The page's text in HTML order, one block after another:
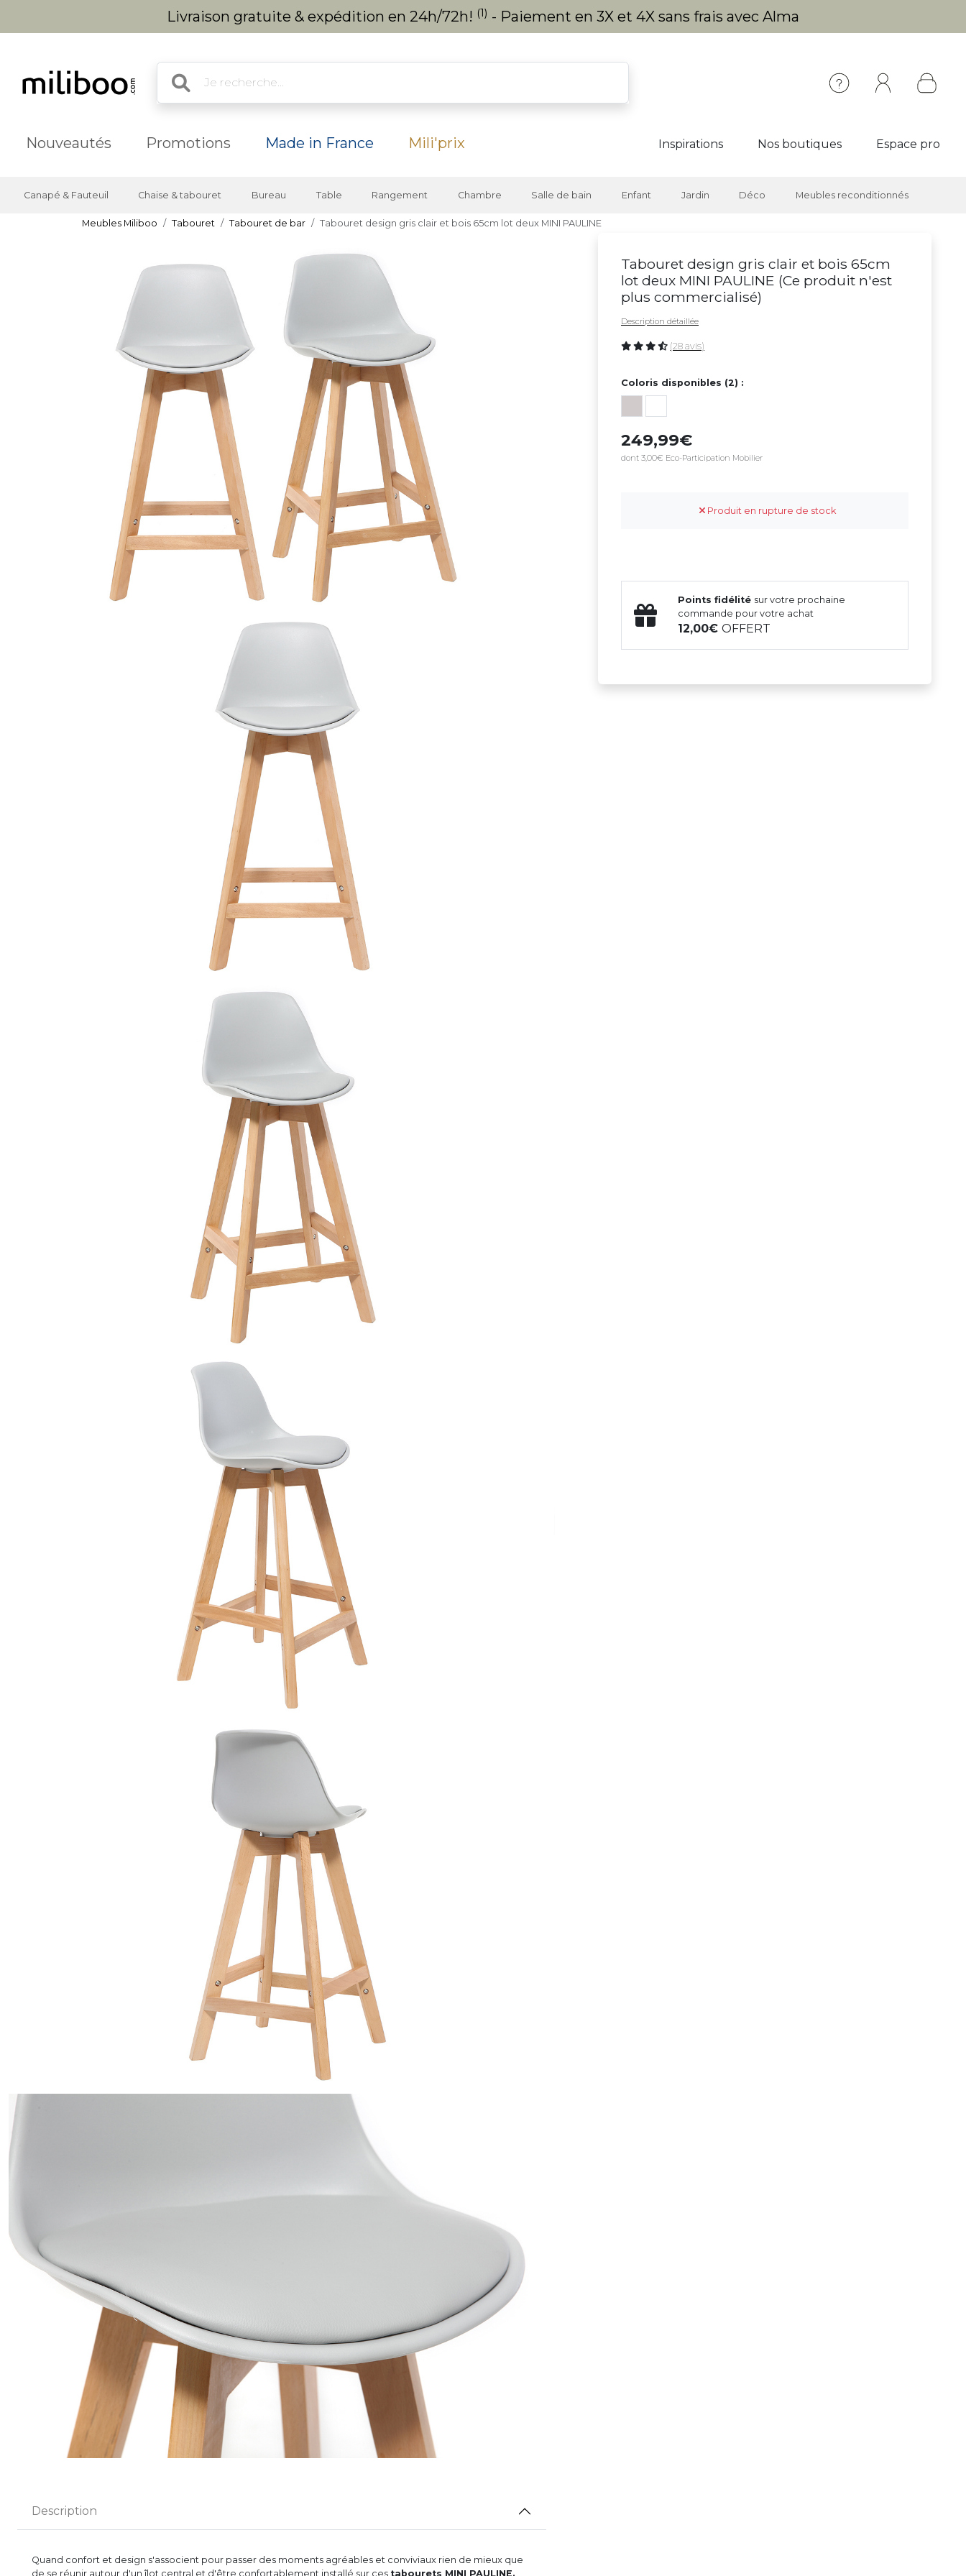
Livraison gratuite & expédition en 24h/72h! (1) - Paiement en 3X et 4X sans frais avec Alma
Nouveautés Promotions Made in France Mili'prix Inspirations Nos boutiques Espace pro
Canapé & Fauteuil Chaise & tabouret Bureau Table Rangement Chambre Salle de bain Enfant Jardin Déco Meubles reconditionnés
Meubles Miliboo Tabouret Tabouret de bar Tabouret design gris clair et bois 65cm lot deux MINI PAULINE
Tabouret design gris clair et bois 65cm
lot deux MINI PAULINE (Ce produit n'est
plus commercialisé)
Description détaillée
(28 avis)
Coloris disponibles (2) :
249,99
dont 3,00€ Eco-Participation Mobilier
Produit en rupture de stock
Points fidélité sur votre prochaine
commande pour votre achat
12,00OFFERT
Description
Quand confort et design s'associent pour passer des moments agréables et conviviaux rien de mieux que
de se réunir autour d'un îlot central et d'être confortablement installé sur ces tabourets MINI PAULINE.